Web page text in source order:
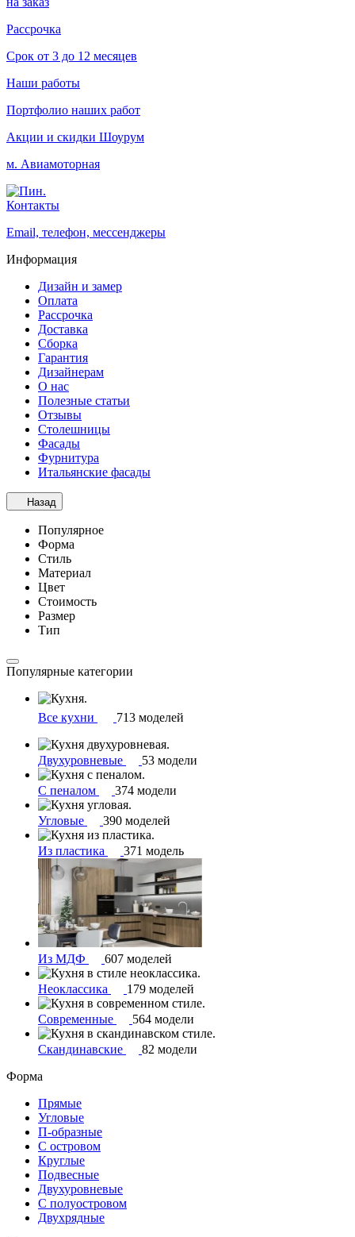
Рассрочка
Срок от 3 до 12 месяцев
Наши работы
Портфолио наших работ
Акции и скидки Шоурум
м. Авиамоторная
Контакты
Email, телефон, мессенджеры
Информация
Дизайн и замер
Оплата
Рассрочка
Доставка
Сборка
Гарантия
Дизайнерам
О нас
Полезные статьи
Отзывы
Столешницы
Фасады
Фурнитура
Итальянские фасады
Назад
Популярное
Форма
Стиль
Материал
Цвет
Стоимость
Размер
Тип
Популярные категории
Все кухни 713 моделей
Двухуровневые 53 модели
С пеналом 374 модели
Угловые 390 моделей
Из пластика 371 модель
Из МДФ 607 моделей
Неоклассика 179 моделей
Современные 564 модели
Скандинавские
82 модели
Форма
Прямые
Угловые
П-образные
С островом
Круглые
Подвесные
Двухуровневые
С полуостровом
Двухрядные